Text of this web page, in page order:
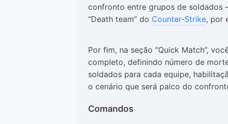
confronto entre grupos de soldados
“Death team” do Counter-Strike, por
Por fim, na seção “Quick Match”,
completo, definindo número de
soldados para cada equipe,
o cenário que será palco do
Comandos